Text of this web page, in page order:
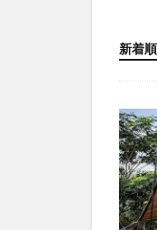
新着順